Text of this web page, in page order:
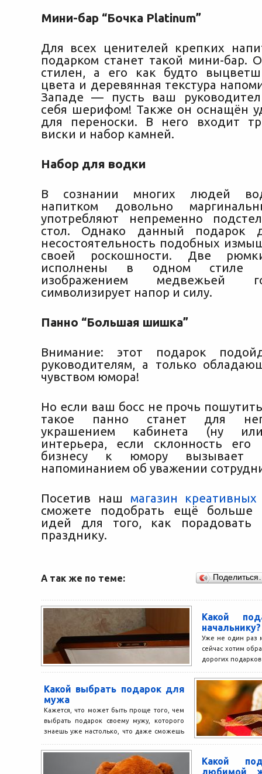
Мини-бар “Бочка Platinum”
Для всех ценителей крепких
подарком станет такой мини-бар.
стилен, а его как будто
цвета и деревянная текстура
Западе — пусть ваш
себя шерифом! Также он оснащён
для переноски. В него входит
виски и набор камней.
Набор для водки
В сознании многих людей
напитком довольно
употребляют непременно
стол. Однако данный подарок
несостоятельность подобных
своей роскошности. Две
исполнены в одном стиле
изображением медвежьей
символизирует напор и силу.
Панно “Большая шишка”
Внимание: этот подарок
руководителям, а только
чувством юмора!
Но если ваш босс не прочь
такое панно станет для
украшением кабинета (ну
интерьера, если склонность его
бизнесу к юмору вызывает
напоминанием об уважении
Посетив наш магазин
сможете подобрать ещё больше
идей для того, как порадовать
празднику.
А так же по теме:
Какой
начальнику?
Уже не один раз
сейчас хотим
дорогих подарков
Какой выбрать подарок для
мужа
Кажется, что может быть проще того, чем
выбрать подарок своему мужу, которого
знаешь уже настолько, что даже сможешь
Какой
любимой